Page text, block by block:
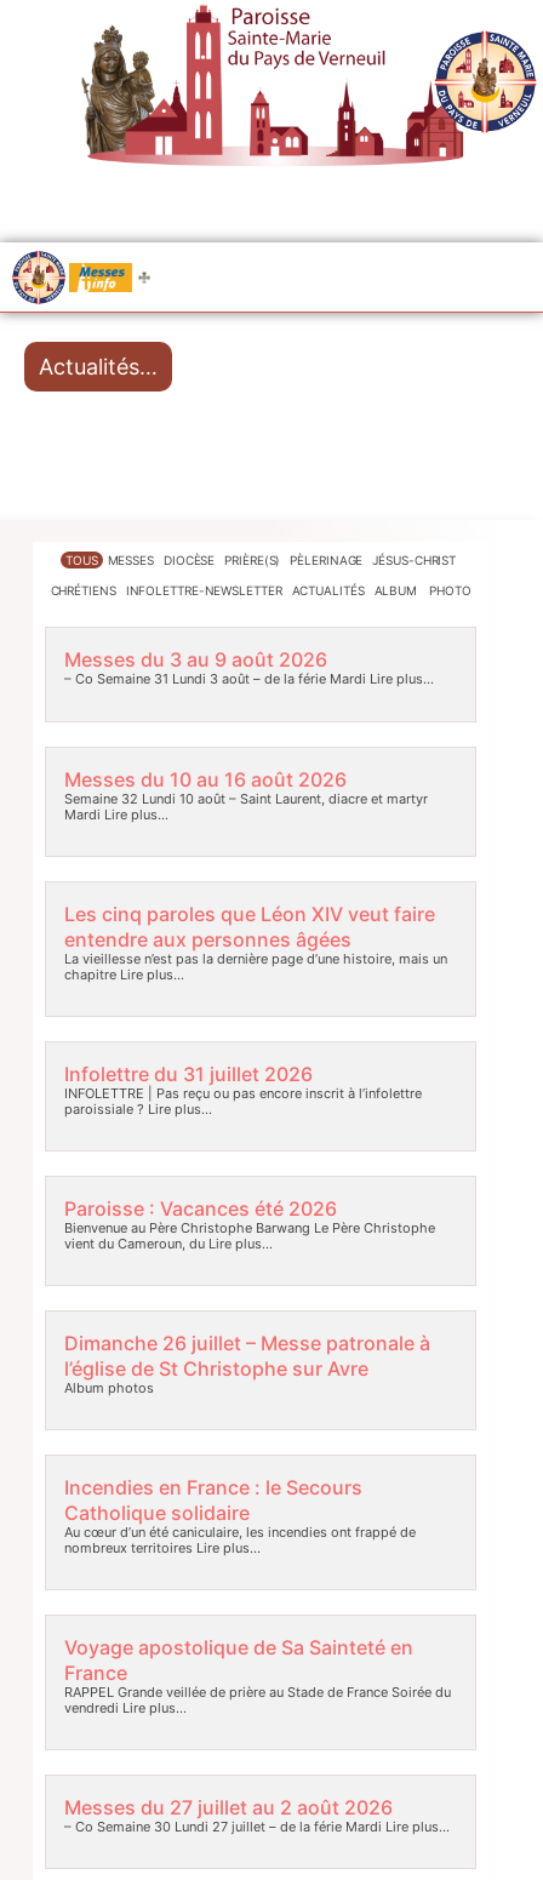
Messes
Actualités…
TOUS MESSES DIOCÈSE PRIÈRE(S) PÈLERINAGE JÉSUS-CHRIST
CHRÉTIENS INFOLETTRE-NEWSLETTER ACTUALITÉS ALBUM PHOTO
Messes du 3 au 9 août 2026
– Co Semaine 31 Lundi 3 août – de la férie Mardi Lire plus…
Messes du 10 au 16 août 2026
Semaine 32 Lundi 10 août – Saint Laurent, diacre et martyr
Mardi Lire plus…
Les cinq paroles que Léon XIV veut faire
entendre aux personnes âgées
La vieillesse n’est pas la dernière page d’une histoire, mais un
chapitreLire plus…
Infolettre du 31 juillet 2026
INFOLETTRE | Pas reçu ou pas encore inscrit à l’infolettre
paroissiale ? Lire plus…
Paroisse : Vacances été 2026
Bienvenue au Père Christophe Barwang Le Père Christophe
vient du Cameroun, duLire plus…
Dimanche 26 juillet – Messe patronale à
l’église de St Christophe sur Avre
Album photos
Incendies en France : le Secours
Catholique solidaire
Au cœur d’un été caniculaire, les incendies ont frappé de
nombreux territoires Lire plus…
Voyage apostolique de Sa Sainteté en
France
RAPPEL Grande veillée de prière au Stade de France Soirée du
vendredi Lire plus…
Messes du 27 juillet au 2 août 2026
– Co Semaine 30 Lundi 27 juillet – de la férie Mardi Lire plus…